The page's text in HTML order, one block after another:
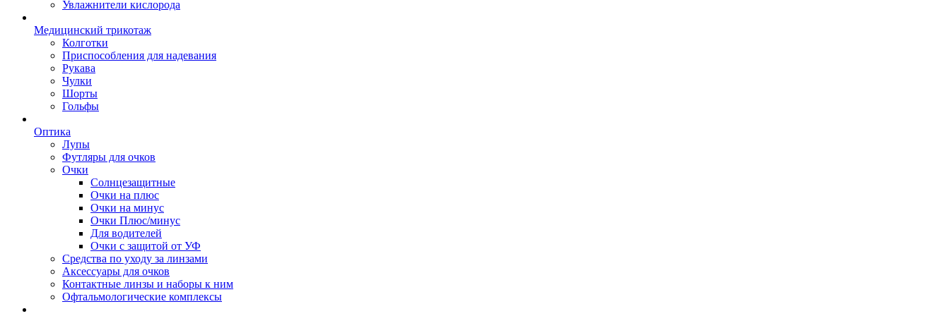
Увлажнители кислорода
Медицинский трикотаж
Колготки
Приспособления для надевания
Рукава
Чулки
Шорты
Гольфы
Оптика
Лупы
Футляры для очков
Очки
Солнцезащитные
Очки на плюс
Очки на минус
Очки Плюс/минус
Для водителей
Очки с защитой от УФ
Средства по уходу за линзами
Аксессуары для очков
Контактные линзы и наборы к ним
Офтальмологические комплексы